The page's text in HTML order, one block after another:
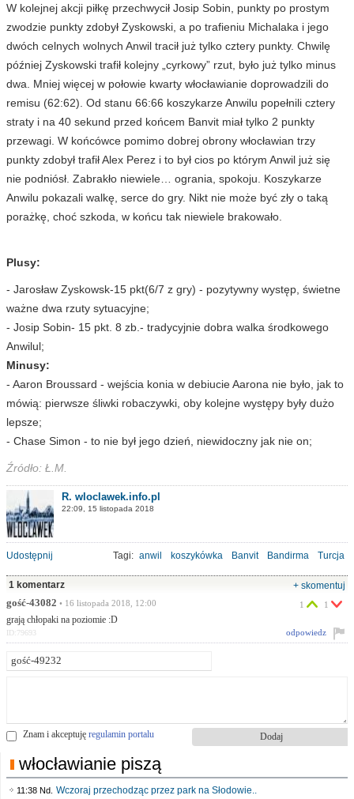
W kolejnej akcji piłkę przechwycił Josip Sobin, punkty po prostym
zwodzie punkty zdobył Zyskowski, a po trafieniu Michalaka i jego
dwóch celnych wolnych Anwil tracił już tylko cztery punkty. Chwilę
później Zyskowski trafił kolejny „cyrkowy” rzut, było już tylko minus
dwa. Mniej więcej w połowie kwarty włocławianie doprowadzili do
remisu (62:62). Od stanu 66:66 koszykarze Anwilu popełnili cztery
straty i na 40 sekund przed końcem Banvit miał tylko 2 punkty
przewagi. W końcówce pomimo dobrej obrony włocławian trzy
punkty zdobył trafił Alex Perez i to był cios po którym Anwil już się
nie podniósł. Zabrakło niewiele… ogrania, spokoju. Koszykarze
Anwilu pokazali walkę, serce do gry. Nikt nie może być zły o taką
porażkę, choć szkoda, w końcu tak niewiele brakowało.
Plusy:
- Jarosław Zyskowsk-15 pkt(6/7 z gry) - pozytywny występ, świetne
ważne dwa rzuty sytuacyjne;
- Josip Sobin- 15 pkt. 8 zb.- tradycyjnie dobra walka środkowego
Anwilul;
Minusy:
- Aaron Broussard - wejścia konia w debiucie Aarona nie było, jak to
mówią: pierwsze śliwki robaczywki, oby kolejne występy były dużo
lepsze;
- Chase Simon - to nie był jego dzień, niewidoczny jak nie on;
Źródło: Ł.M.
R. wloclawek.info.pl
22:09, 15 listopada 2018
Udostępnij Tagi: anwil koszykówka Banvit Bandirma Turcja
1 komentarz
+ skomentuj
gość-43082 • 16 listopada 2018, 12:00
grają chłopaki na poziomie :D
1 1
odpowiedz
ID:79693
Znam i akceptuję regulamin portalu
włocławianie piszą
11:38 Nd. Wczoraj przechodząc przez park na Słodowie..